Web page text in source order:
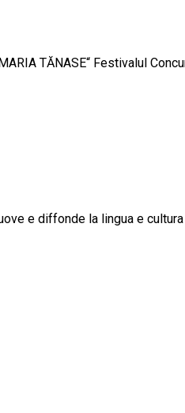
TĂNASE“ Festivalul
e diffonde la lingua e